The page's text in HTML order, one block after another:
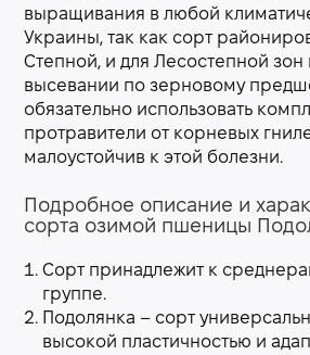
выращивания в любой
Украины, так как сорт
Степной, и для Лесостепной зон
высевании по зерновому
обязательно использовать
протравители от корневых
малоустойчив к этой болезни.
Подробное описание и
сорта озимой пшеницы
Сорт принадлежит к
группе.
Подолянка – сорт
высокой пластичностью и